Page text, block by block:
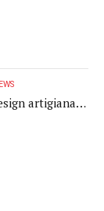
artigianale